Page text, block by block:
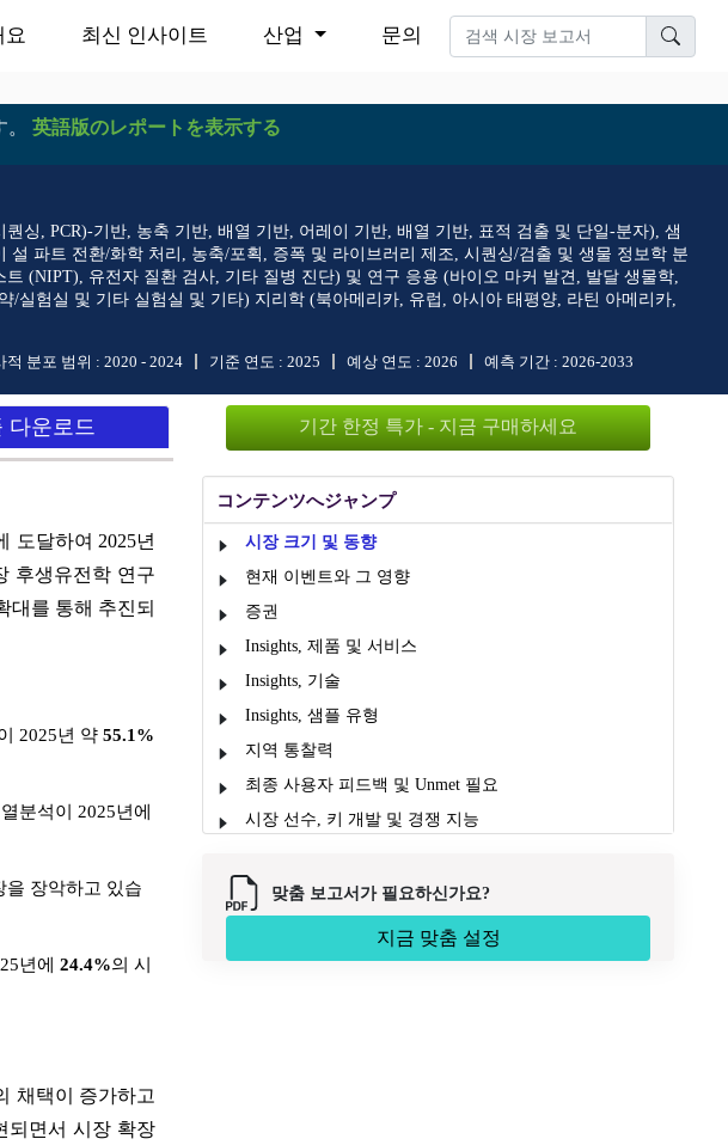
요 최신 인사이트 산업 문의
英語版のレポートを表示する
싱, PCR)-기반, 농축 기반, 배열 기반, 어레이 기반, 배열 기반, 표적 검출 및 단일-분자), 샘
파트 전환/화학 처리, 농축/포획, 증폭 및 라이브러리 제조, 시퀀싱/검출 및 생물 정보학 분
(NIPT), 유전자 질환 검사, 기타 질병 진단) 및 연구 응용 (바이오 마커 발견, 발달 생물학,
험실 및 기타 실험실 및 기타) 지리학 (북아메리카, 유럽, 아시아 태평양, 라틴 아메리카,
적 분포 범위 : 2020 - 2024 기준 연도 : 2025 예상 연도 : 2026 예측 기간 : 2026-2033
다운로드
도달하여 2025년
후생유전학 연구
대를 통해 추진되
2025년 약 55.1%
분석이 2025년에
을 장악하고 있습
년에 24.4%의 시
채택이 증가하고
되면서 시장 확장
기간 한정 특가 - 지금 구매하세요
コンテンツへジャンプ
시장 크기 및 동향
현재 이벤트와 그 영향
증권
Insights, 제품 및 서비스
Insights, 기술
Insights, 샘플 유형
지역 통찰력
최종 사용자 피드백 및 Unmet 필요
시장 선수, 키 개발 및 경쟁 지능
시장 역학
시장 Segmentation
맞춤 보고서가 필요하신가요?
지금 맞춤 설정